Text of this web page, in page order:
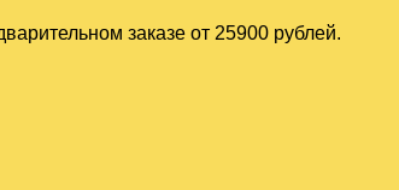
заказе от 25900 рублей.